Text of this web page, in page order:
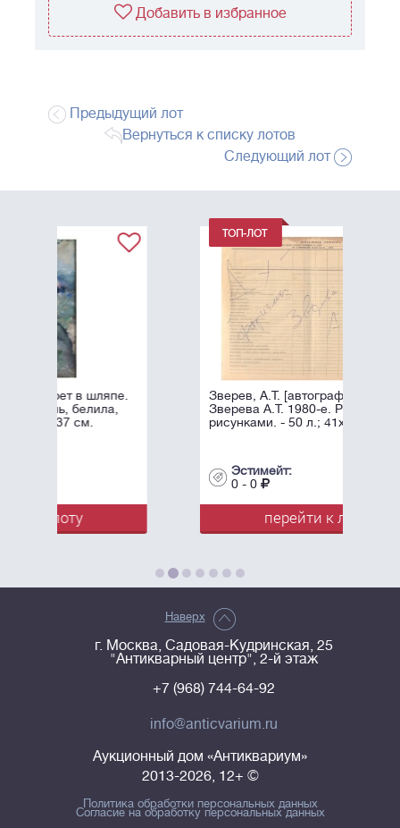
Добавить в избранное
Предыдущий лот
Вернуться к списку лотов
Следующий лот
Зверев, А.Т. [автограф]. Афоризмы
Зверева А.Т. 1980-е. Рукопись с
рисунками. - 50 л.; 41x30 см.
Наверх
г. Москва, Садовая-Кудринская, 25
"Антикварный центр", 2-й этаж
+7 (968) 744-64-92
info@anticvarium.ru
Аукционный дом «Антиквариум»
2013-2026, 12+ ©
Политика обработки персональных данных
Согласие на обработку персональных данных